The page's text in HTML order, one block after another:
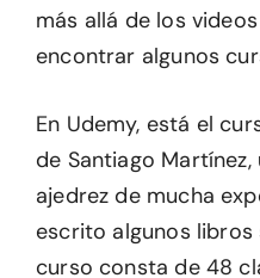
más allá de los
encontrar algunos
En Udemy, está el
de Santiago
ajedrez de mucha
escrito algunos
curso consta de 48